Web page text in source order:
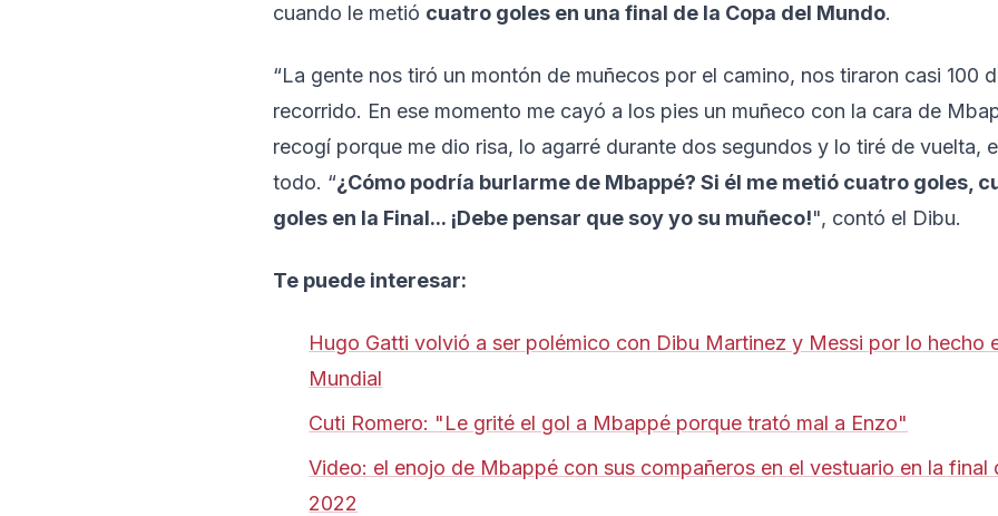
cuando le metió cuatro goles en una final de la Copa del Mundo.
“La gente nos tiró un montón de muñecos por el camino, nos tiraron casi 100
recorrido. En ese momento me cayó a los pies un muñeco con la cara de
recogí porque me dio risa, lo agarré durante dos segundos y lo tiré de vuelta,
todo. “¿Cómo podría burlarme de Mbappé? Si él me metió cuatro goles,
goles en la Final... ¡Debe pensar que soy yo su muñeco!", contó el Dibu.
Te puede interesar:
Hugo Gatti volvió a ser polémico con Dibu Martinez y Messi por lo hecho
Mundial
Cuti Romero: "Le grité el gol a Mbappé porque trató mal a Enzo"
Video: el enojo de Mbappé con sus compañeros en el vestuario en la final
2022